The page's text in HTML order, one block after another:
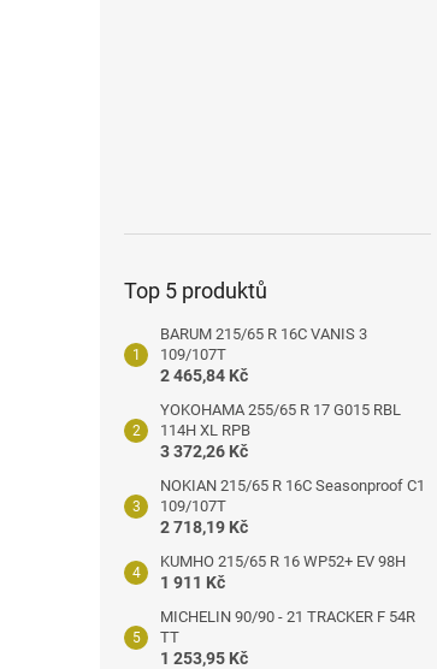
Top 5 produktů
BARUM 215/65 R 16C VANIS 3
109/107T
2 465,84 Kč
YOKOHAMA 255/65 R 17 G015 RBL
114H XL RPB
3 372,26 Kč
NOKIAN 215/65 R 16C Seasonproof C1
109/107T
2 718,19 Kč
KUMHO 215/65 R 16 WP52+ EV 98H
1 911 Kč
MICHELIN 90/90 - 21 TRACKER F 54R
TT
1 253,95 Kč